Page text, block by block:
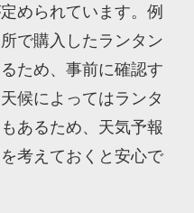
められています。例
で購入したランタン
ため、事前に確認す
候によってはランタ
あるため、天気予報
考えておくと安心で